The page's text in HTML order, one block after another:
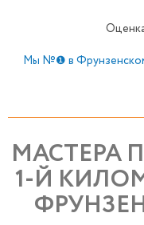
Мы №❶ в
МАСТЕРА
1-Й